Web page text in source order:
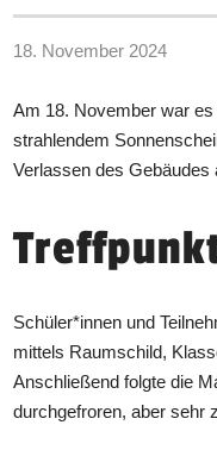
18. November 2024
Am 18. November war
strahlendem
Verlassen des Gebäudes
Schüler*innen und
mittels Raumschild,
Anschließend folgte die
durchgefroren, aber sehr